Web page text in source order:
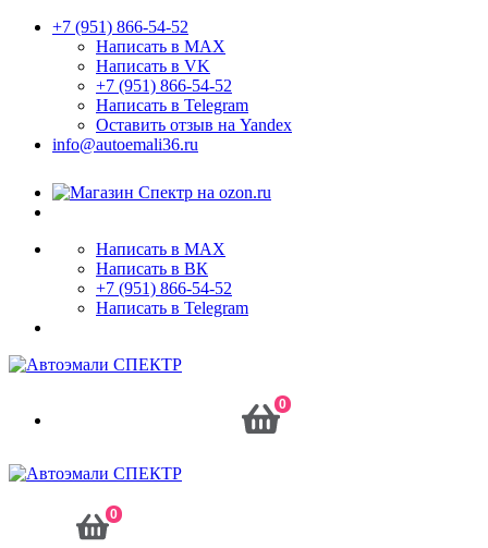
+7 (951) 866-54-52
Написать в MAX
Написать в VK
+7 (951) 866-54-52
Написать в Telegram
Оставить отзыв на Yandex
info@autoemali36.ru
Написать в MAX
Написать в ВК
+7 (951) 866-54-52
Написать в Telegram
0
0